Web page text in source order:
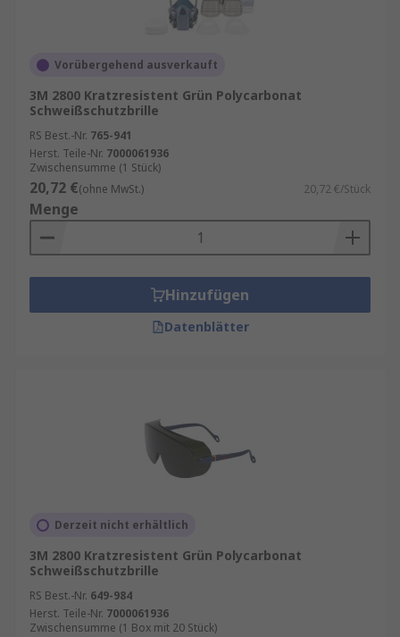
Vorübergehend ausverkauft
3M 2800 Kratzresistent Grün Polycarbonat
Schweißschutzbrille
RS Best.-Nr. 765-941
Herst. Teile-Nr. 7000061936
Zwischensumme (1 Stück)
20,72 €(ohne MwSt.) 20,72 €/Stück
Menge
Hinzufügen
Datenblätter
Derzeit nicht erhältlich
3M 2800 Kratzresistent Grün Polycarbonat
Schweißschutzbrille
RS Best.-Nr. 649-984
Herst. Teile-Nr. 7000061936
Zwischensumme (1 Box mit 20 Stück)